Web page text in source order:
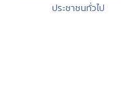
ประชาชนทั่วไป